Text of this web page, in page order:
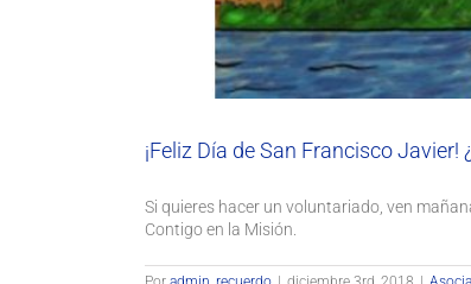
¡Feliz Día de San Francisco
Si quieres hacer un voluntariado, ven
Contigo en la Misión.